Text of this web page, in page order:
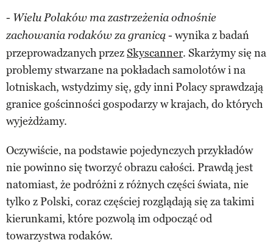
- Wielu Polaków ma zastrzeżenia odnośnie
zachowania rodaków za granicą- wynika z badań
przeprowadzanych przezSkyscanner. Skarżymy się na
problemy stwarzane na pokładach samolotów i na
lotniskach, wstydzimy się, gdy inni Polacy sprawdzają
granice gościnności gospodarzy w krajach, do których
wyjeżdżamy.
Oczywiście, na podstawie pojedynczych przykładów
nie powinno się tworzyć obrazu całości. Prawdą jest
natomiast, że podróżni z różnych części świata, nie
tylko z Polski, coraz częściej rozglądają się za takimi
kierunkami, które pozwolą im odpocząć od
towarzystwa rodaków.